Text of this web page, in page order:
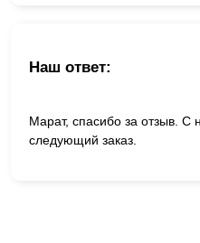
Наш ответ:
Марат, спасибо за отзыв.
следующий заказ.